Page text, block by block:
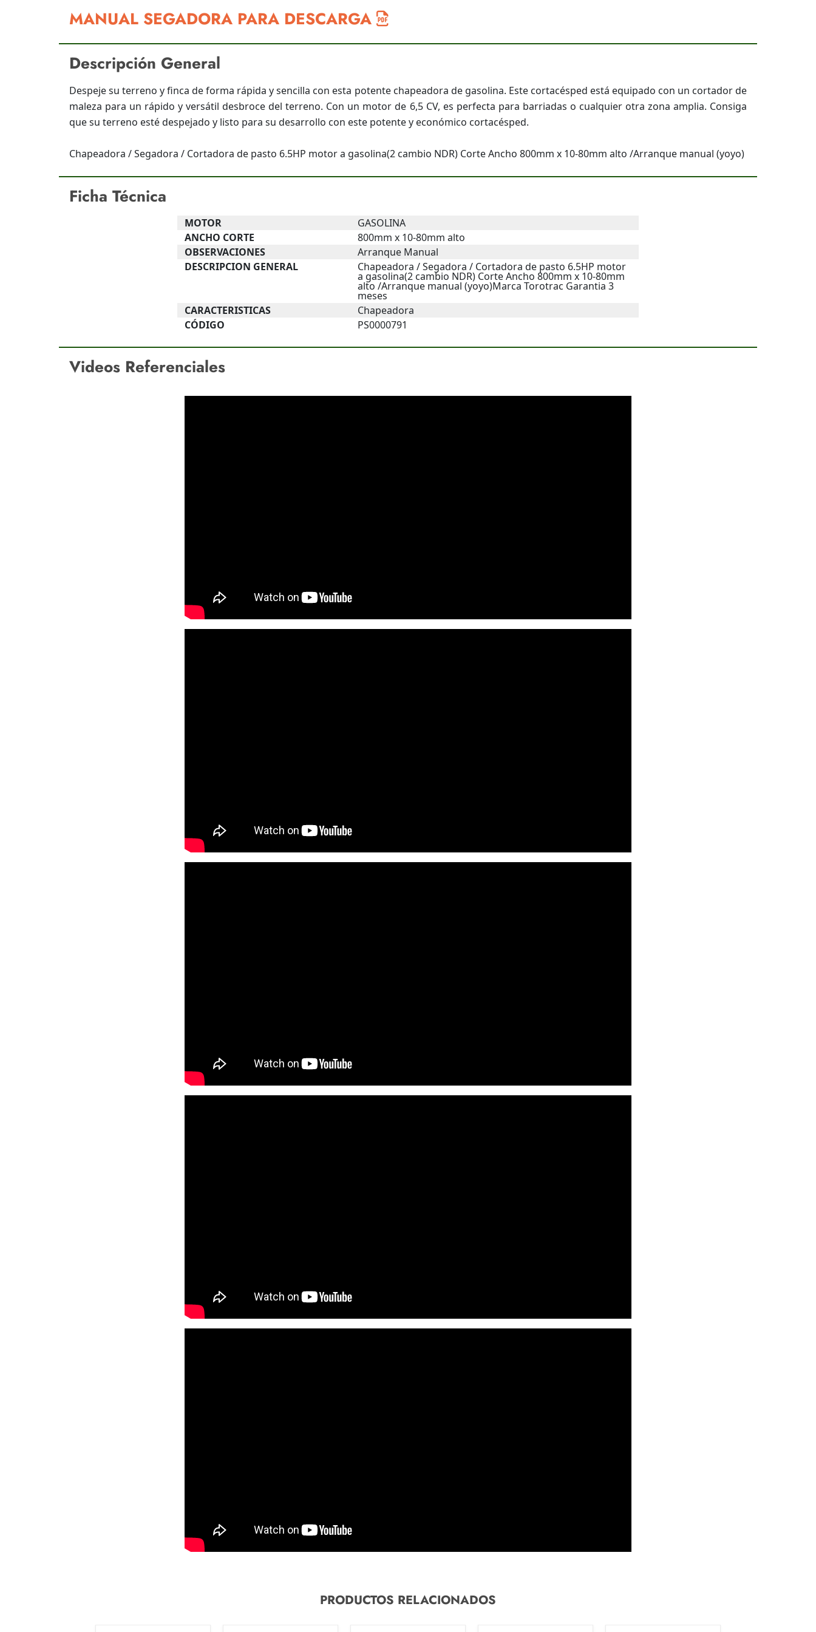
MANUAL SEGADORA PARA DESCARGA
Descripción General
Despeje su terreno y finca de forma rápida y sencilla con esta potente chapeadora de gasolina. Este cortacésped está equipado con un cortador de
maleza para un rápido y versátil desbroce del terreno. Con un motor de 6,5 CV, es perfecta para barriadas o cualquier otra zona amplia. Consiga
que su terreno esté despejado y listo para su desarrollo con este potente y económico cortacésped.
Chapeadora / Segadora / Cortadora de pasto 6.5HP motor a gasolina(2 cambio NDR) Corte Ancho 800mm x 10-80mm alto /Arranque manual (yoyo)
Ficha Técnica
MOTOR
GASOLINA
ANCHO CORTE
800mm x 10-80mm alto
OBSERVACIONES
Arranque Manual
DESCRIPCION GENERAL
Chapeadora / Segadora / Cortadora de pasto 6.5HP motor
a gasolina(2 cambio NDR) Corte Ancho 800mm x 10-80mm
alto /Arranque manual (yoyo)Marca Torotrac Garantia 3
meses
CARACTERISTICAS
Chapeadora
CÓDIGO
PS0000791
Videos Referenciales
PRODUCTOS RELACIONADOS